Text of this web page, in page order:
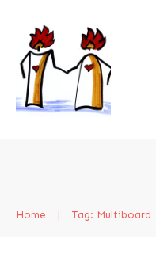
Home Tag: Multiboard